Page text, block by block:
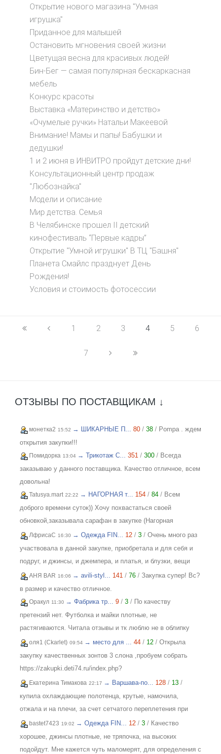
Открытие нового магазина "Умная
игрушка"
Приданное для малышей
Остановить мгновения своей жизни
Цветущая весна для красивых людей!
Бин-Бег — самая популярная бескаркасная
мебель
Конкурс красоты
Выставка «Материнство и детство»
«Очумелые ручки» Натальи Макеевой
Внимание! Мамы и папы! Бабушки и
дедушки!
1 и 2 июня в ИНВИТРО пройдут детские дни!
Консультационный центр продаж
"Любознайка"
Модели и описание
Мир детства. Семья
В Челябинске прошел II детский
кинофестиваль “Первые кадры”
Открытие "Умной игрушки" В ТЦ "Башня"
Планета Смайлс празднует День
Рождения!
Условия и стоимость фотосессии
1 2 3 4 5 6
7
ОТЗЫВЫ ПО ПОСТАВЩИКАМ ↓
монетка2 15:52 → ШИКАРНЫЕ П... 80 / 38 / Pompa . ждем
открытия закупки!!!
Помидорка 13:04 → Трикотаж C... 351 / 300 / Всегда
заказываю у данного поставщика. Качество отличное, всем
довольна!
Tatusya.mart 22:22 → НАГОРНАЯ т... 154 / 84 / Всем
доброго времени суток)) Хочу похвастаться своей
обновкой,заказывала сарафан в закупке (Нагорная
трикотаж) и осталась в полном восторге от качества))
Соответствие размерности и качество Выше всяких
похвал))
ЛфрисаС 16:30 → Одежда FIN... 12 / 3 / Очень много раз
участвовала в данной закупке, приобретала и для себя и
подруг, и джинсы, и джемпера, и платья, и блузки, вещи
качественные, соответствуют размеру и описанию,
организатор умничка всегда оперативно отвечает, с
удовольствием буду участвовать еще!
АНЯ BAR 16:06 → avili-styl... 141 / 76 / Закупка супер! Вс?
в размер и качество отличное.
Оракул 11:30 → Фабрика тр... 9 / 3 / По качеству
претензий нет. Футболка и майки плотные, не
растягиваются. Читала отзывы и тк люблю не в облипку
вещи, на свой 46р-р заказала все вещи 48, все равно
получилось в облипку, и на мой взгляд на рост 165-168
женский, у меня 173 мне коротковато, но ношу все вещи с
юбками не заправляя.
оля1 (Ckarlet) 09:54 → место для ... 44 / 12 / Открыла
закупку качественных зонтов 3 слона ,пробуем собрать
https://zakupki.deti74.ru/index.php?
route=purchase/show&id=1851321
Екатерина Тимакова 22:17 → Варшава-по... 128 / 13 /
купила охлаждающие полотенца, крутые, намочила,
отжала и на плечи, за счет сетчатого переплетения при
малейшем дуновении ветерка идет приятное охлаждение.
Мне очень понравилось, рекомендую. Отличные
полотенца, мяконькие, хорошо впитывают. Спасибо за
bastet7423 19:02 → Одежда FIN... 12 / 3 / Качество
хорошее, джинсы плотные, не тряпочка, на высоких
подойдут. Мне кажется чуть маломерят, для определения с